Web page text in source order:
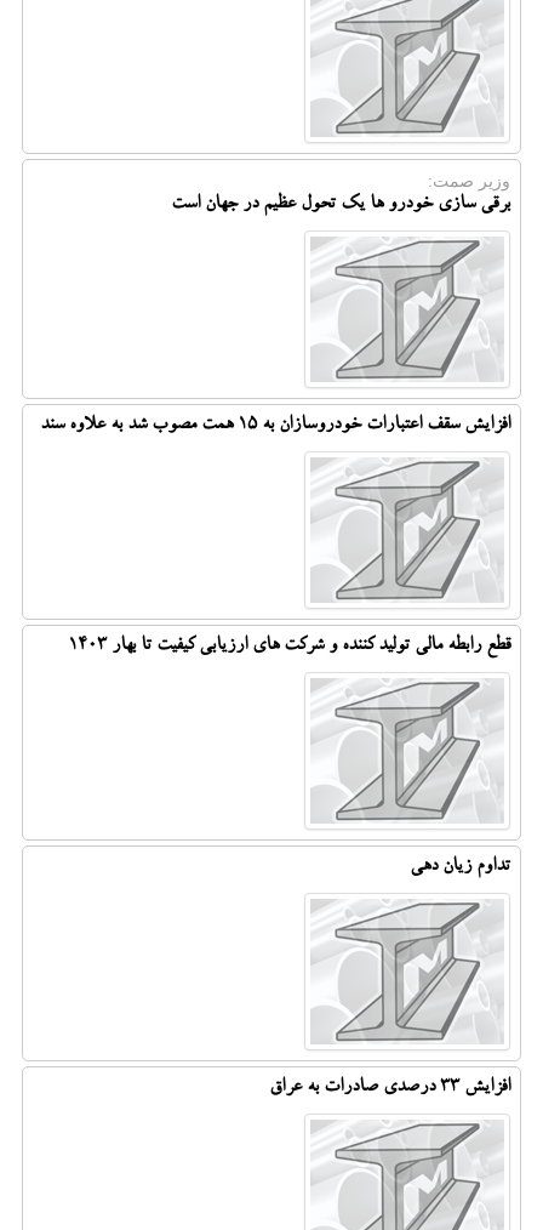
وزیر صمت:
برقی سازی خودرو ها یک تحول عظیم در جهان است
افزایش سقف اعتبارات خودروسازان به ۱۵ همت مصوب شد به علاوه سند
قطع رابطه مالی تولید کننده و شرکت های ارزیابی کیفیت تا بهار ۱۴۰۳
تداوم زیان دهی
افزایش ۳۳ درصدی صادرات به عراق